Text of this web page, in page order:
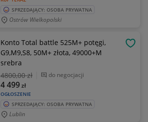
SPRZEDAJĄCY: OSOBA PRYWATNA
Ostrów Wielkopolski
Konto Total battle 525M+ potęgi,
G9,M9,S8, 50M+ złota, 49000+M
srebra
4800,00 zł do negocjacji
OGŁOSZENIE
4 499zł
SPRZEDAJĄCY: OSOBA PRYWATNA
Lublin